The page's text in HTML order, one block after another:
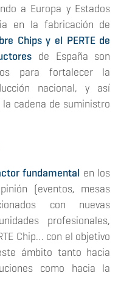
a Europa y Estados
en la fabricación de
Chips y el PERTE de
de España son
para fortalecer la
nacional, y así
cadena de suministro
fundamental en los
(eventos, mesas
con nuevas
profesionales,
Chip… con el objetivo
ámbito tanto hacia
como hacia la